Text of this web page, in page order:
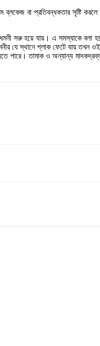
ব্লকেজ বা প্রতিবন্ধকতার সৃষ্টি
সরু হয়ে যায়। এ সমস্যাকে বলা
যে স্থানে প্লাক ফেটে যায় তখন
পারে। তামাক ও অন্যান্য